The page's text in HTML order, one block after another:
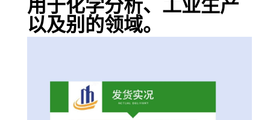
用于化学分析、工业生产
以及别的领域。